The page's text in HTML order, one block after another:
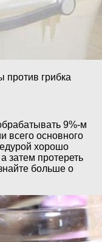
грибка
9%-м
всего основного
хорошо
затем протереть
больше о